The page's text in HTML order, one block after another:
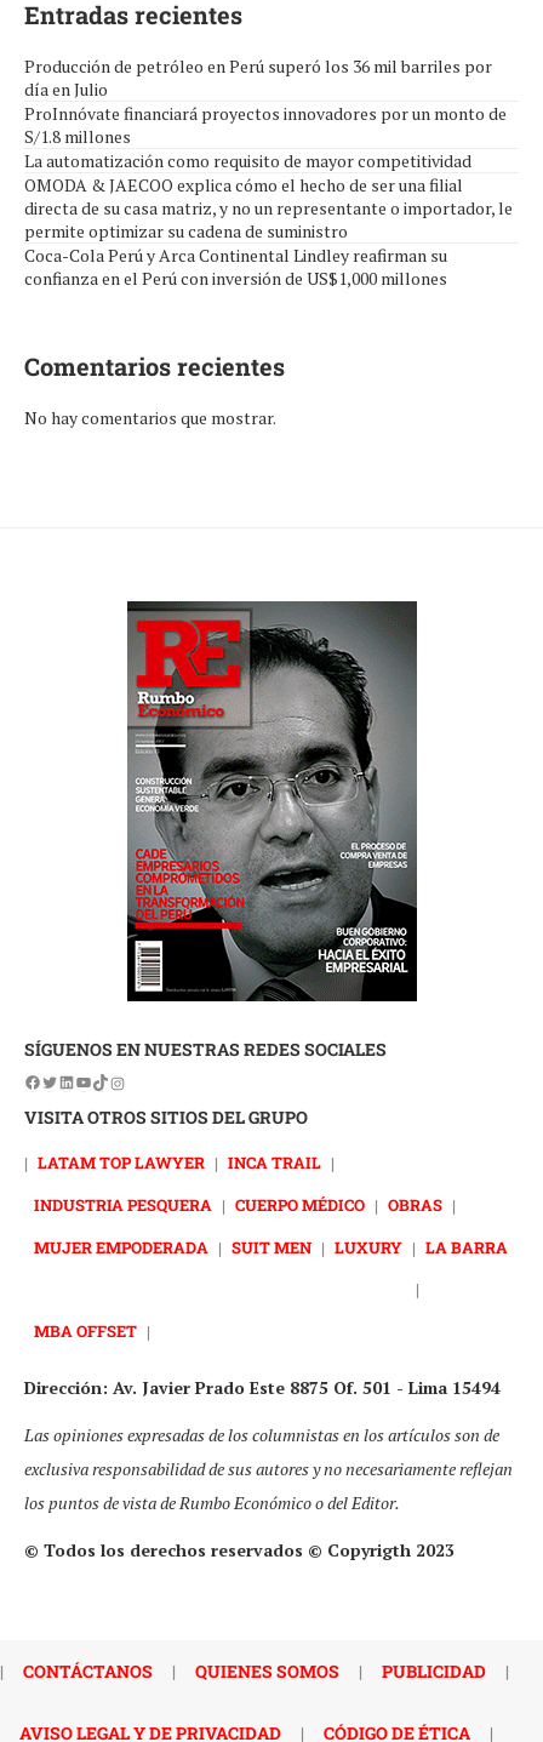
Entradas recientes
Producción de petróleo en Perú superó los 36 mil barriles por
día en Julio
ProInnóvate financiará proyectos innovadores por un monto de
S/1.8 millones
La automatización como requisito de mayor competitividad
OMODA & JAECOO explica cómo el hecho de ser una filial
directa de su casa matriz, y no un representante o importador, le
permite optimizar su cadena de suministro
Coca-Cola Perú y Arca Continental Lindley reafirman su
confianza en el Perú con inversión de US$1,000 millones
Comentarios recientes
No hay comentarios que mostrar.
SÍGUENOS EN NUESTRAS REDES SOCIALES
VISITA OTROS SITIOS DEL GRUPO
| LATAM TOP LAWYER | INCA TRAIL |
INDUSTRIA PESQUERA | CUERPO MÉDICO | OBRAS |
MUJER EMPODERADA | SUIT MEN | LUXURY | LA BARRA
|
MBA OFFSET |
Dirección: Av. Javier Prado Este 8875 Of. 501 - Lima 15494
Las opiniones expresadas de los columnistas en los artículos son de
exclusiva responsabilidad de sus autores y no necesariamente reflejan
los puntos de vista de Rumbo Económico o del Editor.
© Todos los derechos reservados © Copyrigth 2023
| CONTÁCTANOS | QUIENES SOMOS | PUBLICIDAD |
AVISO LEGAL Y DE PRIVACIDAD | CÓDIGO DE ÉTICA |